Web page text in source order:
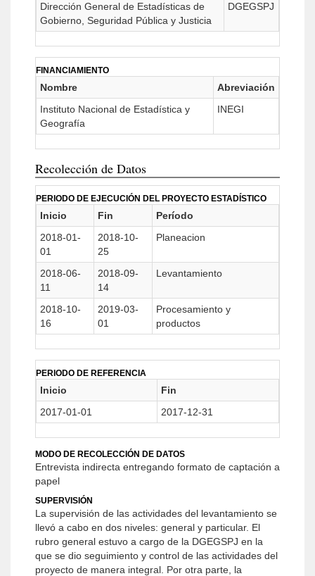
Dirección General de Estadísticas de
Gobierno, Seguridad Pública y Justicia
DGEGSPJ
FINANCIAMIENTO
Nombre
Abreviación
Instituto Nacional de Estadística y
Geografía
INEGI
Recolección de Datos
PERIODO DE EJECUCIÓN DEL PROYECTO ESTADÍSTICO
Inicio Fin
Período
2018-01-
01
2018-10-
25
Planeacion
2018-06-
11
2018-09-
14
Levantamiento
2018-10-
16
2019-03-
01
Procesamiento y
productos
PERIODO DE REFERENCIA
Inicio
Fin
2017-01-01
2017-12-31
MODO DE RECOLECCIÓN DE DATOS
Entrevista indirecta entregando formato de captación a
papel
SUPERVISIÓN
La supervisión de las actividades del levantamiento se
llevó a cabo en dos niveles: general y particular. El
rubro general estuvo a cargo de la DGEGSPJ en la
que se dio seguimiento y control de las actividades del
proyecto de manera integral. Por otra parte, la